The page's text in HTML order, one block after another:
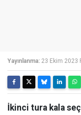
Yayınlanma: 23 Ekim 2023
İkinci tura kala